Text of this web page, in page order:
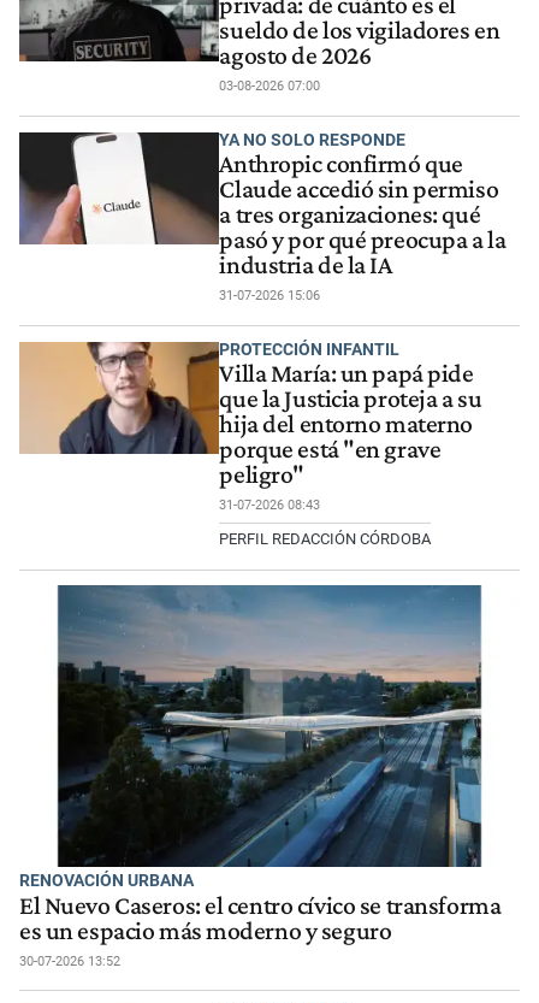
sueldo de los vigiladores en
agosto de 2026
03-08-2026 07:00
YA NO SOLO RESPONDE
Anthropic confirmó que
Claude accedió sin permiso
a tres organizaciones: qué
pasó y por qué preocupa a la
industria de la IA
31-07-2026 15:06
PROTECCIÓN INFANTIL
Villa María: un papá pide
que la Justicia proteja a su
hija del entorno materno
porque está "en grave
peligro"
31-07-2026 08:43
PERFIL REDACCIÓN CÓRDOBA
RENOVACIÓN URBANA
El Nuevo Caseros: el centro cívico se transforma
es un espacio más moderno y seguro
30-07-2026 13:52